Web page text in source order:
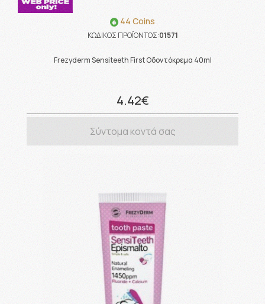
44 Coins
ΚΩΔΙΚΟΣ ΠΡΟΪΟΝΤΟΣ:01571
Frezyderm Sensiteeth First Οδοντόκρεμα 40ml
4.42€
Σύντομα κοντά σας